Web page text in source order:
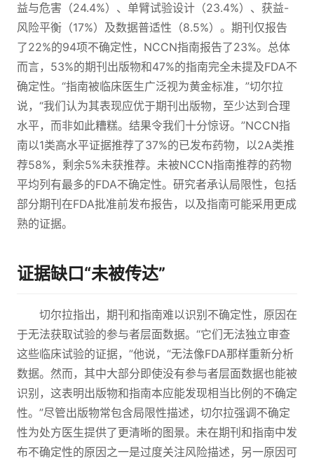
益与危害（24.4%）、单臂试验设计（23.4%）、获益-
风险平衡（17%）及数据普适性（8.5%）。期刊仅报告
了22%的94项不确定性，NCCN指南报告了23%。总体
而言，53%的期刊出版物和47%的指南完全未提及FDA不
确定性。“指南被临床医生广泛视为黄金标准，”切尔拉
说，“我们认为其表现应优于期刊出版物，至少达到合理
水平，而非如此糟糕。结果令我们十分惊讶。”NCCN指
南以1类高水平证据推荐了37%的已发布药物，以2A类推
荐58%，剩余5%未获推荐。未被NCCN指南推荐的药物
平均列有最多的FDA不确定性。研究者承认局限性，包括
部分期刊在FDA批准前发布报告，以及指南可能采用更成
熟的证据。
证据缺口“未被传达”
切尔拉指出，期刊和指南难以识别不确定性，原因在
于无法获取试验的参与者层面数据。“它们无法独立审查
这些临床试验的证据，”他说，“无法像FDA那样重新分析
数据。然而，其中大部分即使没有参与者层面数据也能被
识别，这表明出版物和指南本应能发现相当比例的不确定
性。”尽管出版物常包含局限性描述，切尔拉强调不确定
性为处方医生提供了更清晰的图景。未在期刊和指南中发
布不确定性的原因之一是过度关注风险描述，另一原因可